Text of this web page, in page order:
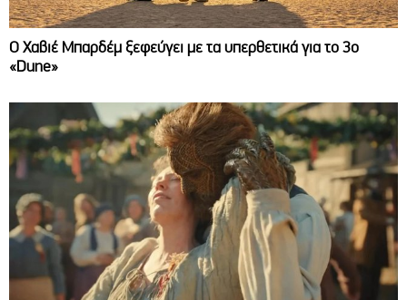
O Χαβιέ Μπαρδέμ ξεφεύγει με τα υπερθετικά για το 3ο
«Dune»